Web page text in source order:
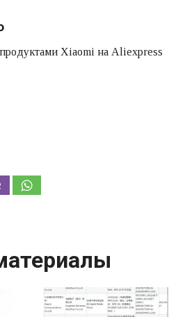
Xiaomi на Aliexpress